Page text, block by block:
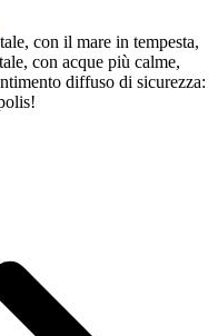
con il mare in tempesta,
con acque più calme,
diffuso di sicurezza: